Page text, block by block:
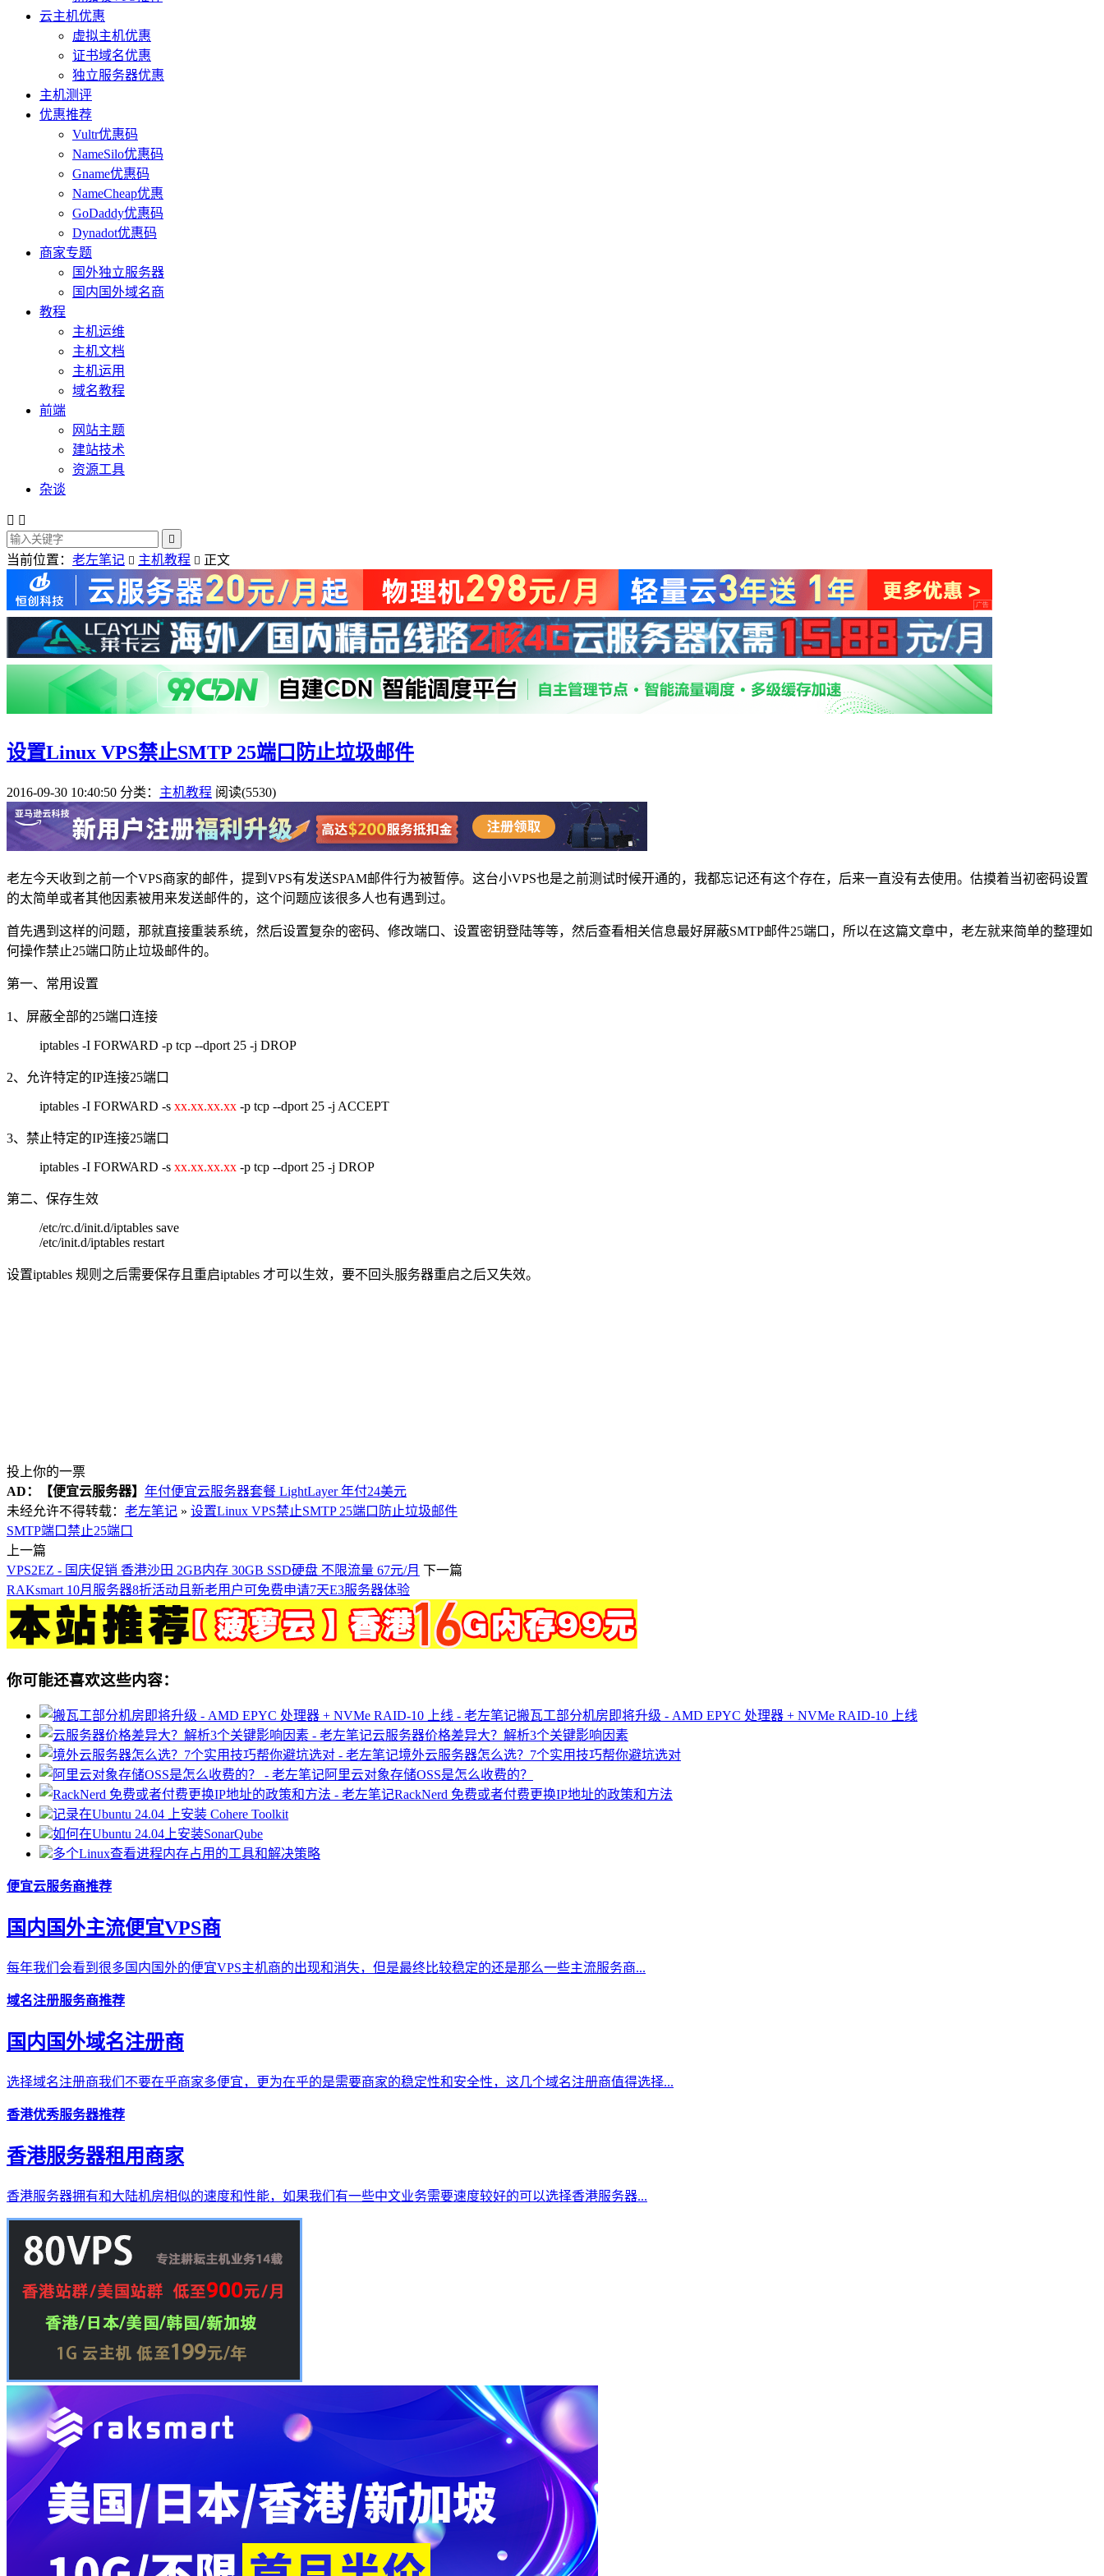
云主机优惠
虚拟主机优惠
证书域名优惠
独立服务器优惠
主机测评
优惠推荐
Vultr优惠码
NameSilo优惠码
Gname优惠码
NameCheap优惠
GoDaddy优惠码
Dynadot优惠码
商家专题
国外独立服务器
国内国外域名商
教程
主机运维
主机文档
主机运用
域名教程
前端
网站主题
建站技术
资源工具
杂谈
 

当前位置： 老左笔记  主机教程  正文
设置Linux VPS禁止SMTP 25端口防止垃圾邮件
2016-09-30 10:40:50 分类： 主机教程 阅读(5530)
老左今天收到之前一个VPS商家的邮件，提到VPS有发送SPAM邮件行为被暂停。这台小VPS也是之前测试时候开通的，我都忘记还有这个存在，后来一直没有去使用。估摸着当初密码设置
的太简单或者其他因素被用来发送邮件的，这个问题应该很多人也有遇到过。
首先遇到这样的问题，那就直接重装系统，然后设置复杂的密码、修改端口、设置密钥登陆等等，然后查看相关信息最好屏蔽SMTP邮件25端口，所以在这篇文章中，老左就来简单的整理如
何操作禁止25端口防止垃圾邮件的。
第一、常用设置
1、屏蔽全部的25端口连接
iptables -I FORWARD -p tcp --dport 25 -j DROP
2、允许特定的IP连接25端口
iptables -I FORWARD -s xx.xx.xx.xx -p tcp --dport 25 -j ACCEPT
3、禁止特定的IP连接25端口
iptables -I FORWARD -s xx.xx.xx.xx -p tcp --dport 25 -j DROP
第二、保存生效
/etc/rc.d/init.d/iptables save
/etc/init.d/iptables restart
设置iptables 规则之后需要保存且重启iptables 才可以生效，要不回头服务器重启之后又失效。
投上你的一票
AD：
【便宜云服务器】 年付便宜云服务器套餐 LightLayer 年付24美元
未经允许不得转载： 老左笔记 » 设置Linux VPS禁止SMTP 25端口防止垃圾邮件
SMTP端口禁止25端口
上一篇
VPS2EZ - 国庆促销 香港沙田 2GB内存 30GB SSD硬盘 不限流量 67元/月 下一篇
RAKsmart 10月服务器8折活动且新老用户可免费申请7天E3服务器体验
你可能还喜欢这些内容：
搬瓦工部分机房即将升级 - AMD EPYC 处理器 + NVMe RAID-10 上线
云服务器价格差异大？解析3个关键影响因素
境外云服务器怎么选？7个实用技巧帮你避坑选对
阿里云对象存储OSS是怎么收费的？
RackNerd 免费或者付费更换IP地址的政策和方法
记录在Ubuntu 24.04 上安装 Cohere Toolkit
如何在Ubuntu 24.04上安装SonarQube
多个Linux查看进程内存占用的工具和解决策略
便宜云服务商推荐
国内国外主流便宜VPS商
每年我们会看到很多国内国外的便宜VPS主机商的出现和消失，但是最终比较稳定的还是那么一些主流服务商...
域名注册服务商推荐
国内国外域名注册商
选择域名注册商我们不要在乎商家多便宜，更为在乎的是需要商家的稳定性和安全性，这几个域名注册商值得选择...
香港优秀服务器推荐
香港服务器租用商家
香港服务器拥有和大陆机房相似的速度和性能，如果我们有一些中文业务需要速度较好的可以选择香港服务器...